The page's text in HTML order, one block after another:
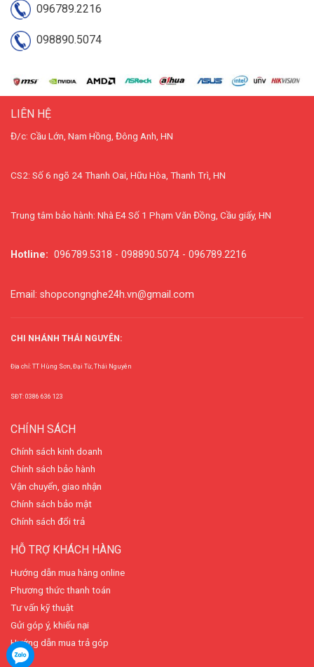
096789.2216
098890.5074
LIÊN HỆ
Đ/c: Cầu Lớn, Nam Hồng, Đông Anh, HN
CS2: Số 6 ngõ 24 Thanh Oai, Hữu Hòa, Thanh Trì, HN
Trung tâm bảo hành: Nhà E4 Số 1 Phạm Văn Đồng, Cầu giấy, HN
Hotline: 096789.5318 - 098890.5074 - 096789.2216
Email: shopcongnghe24h.vn@gmail.com
CHI NHÁNH THÁI NGUYÊN:
Địa chỉ: TT Hùng Sơn, Đại Từ, Thái Nguyên
SĐT: 0386 636 123
CHÍNH SÁCH
Chính sách kinh doanh
Chính sách bảo hành
Vận chuyển, giao nhận
Chính sách bảo mật
Chính sách đổi trả
HỖ TRỢ KHÁCH HÀNG
Hướng dẫn mua hàng online
Phương thức thanh toán
Tư vấn kỹ thuật
Gửi góp ý, khiếu nại
Hướng dẫn mua trả góp